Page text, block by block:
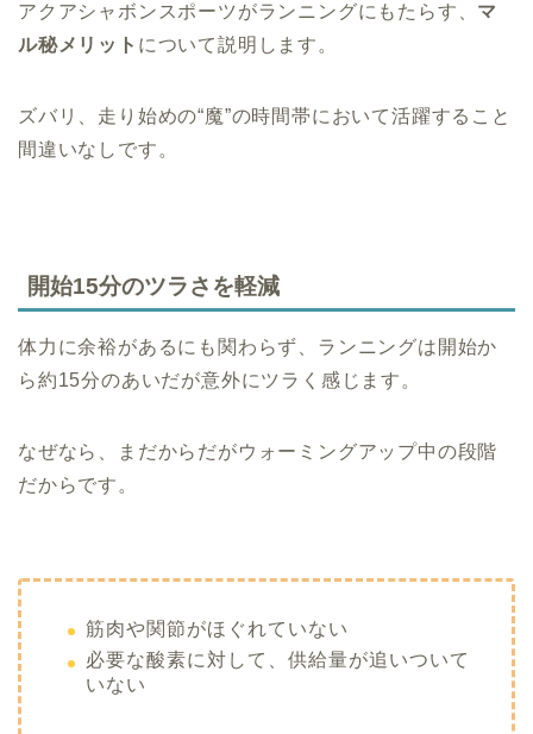
アクアシャボンスポーツがランニングにもたらす、 マ
ル秘メリット について説明します。
ズバリ、走り始めの“魔”の時間帯において活躍すること
間違いなしです。
開始15分のツラさを軽減
体力に余裕があるにも関わらず、ランニングは開始か
ら約15分のあいだが意外にツラく感じます。
なぜなら、まだからだがウォーミングアップ中の段階
だからです。
筋肉や関節がほぐれていない
必要な酸素に対して、供給量が追いついて
いない